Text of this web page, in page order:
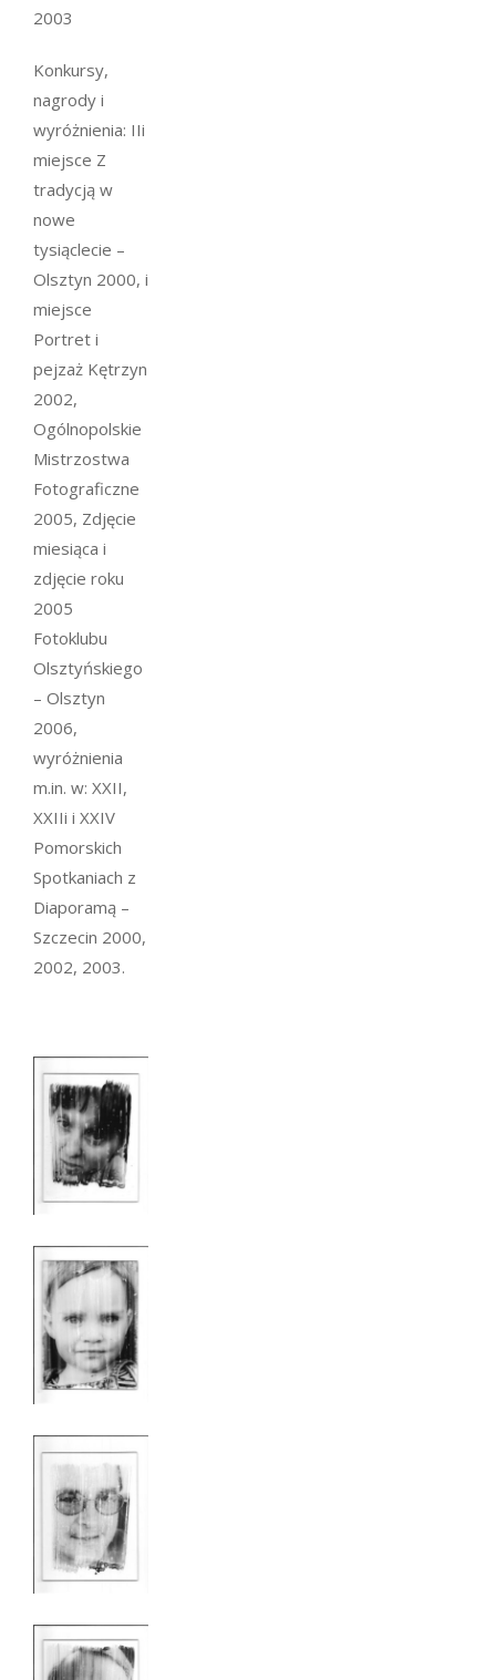
2003
Konkursy,
nagrody i
wyróżnienia: IIi
miejsce Z
tradycją w
nowe
tysiąclecie –
Olsztyn 2000, i
miejsce
Portret i
pejzaż Kętrzyn
2002,
Ogólnopolskie
Mistrzostwa
Fotograficzne
2005, Zdjęcie
miesiąca i
zdjęcie roku
2005
Fotoklubu
Olsztyńskiego
– Olsztyn
2006,
wyróżnienia
m.in. w: XXII,
XXIIi i XXIV
Pomorskich
Spotkaniach z
Diaporamą –
Szczecin 2000,
2002, 2003.